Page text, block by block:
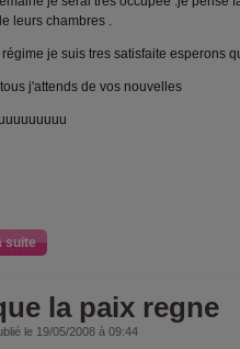
leurs chambres .
je suis tres satisfaite esperons
j'attends de vos nouvelles
suite
la paix regne
le 19/05/2008 à 09:44